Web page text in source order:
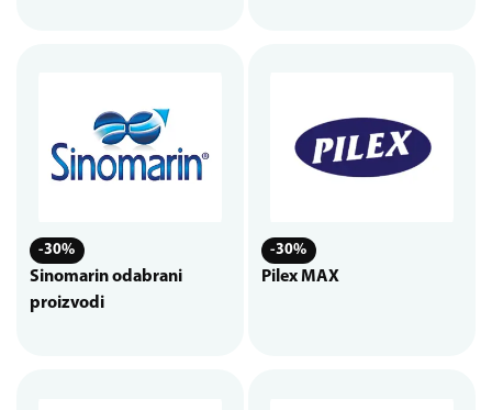
-30%
Sinomarin odabrani
proizvodi
-30%
Pilex MAX